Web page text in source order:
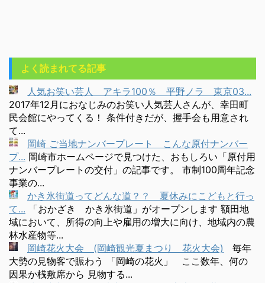
よく読まれてる記事
人気お笑い芸人 アキラ100％ 平野ノラ 東京03...
2017年12月におなじみのお笑い人気芸人さんが、幸田町
民会館にやってくる！ 条件付きだが、握手会も用意され
て...
岡崎 ご当地ナンバープレート こんな原付ナンバー
プ... 岡崎市ホームページで見つけた、おもしろい「原付用
ナンバープレートの交付」の記事です。 市制100周年記念
事業の...
かき氷街道ってどんな道？？ 夏休みにこどもと行っ
て...
「おかざき かき氷街道」がオープンします 額田地
域において、所得の向上や雇用の増大に向け、地域内の農
林水産物等...
岡崎花火大会 (岡崎観光夏まつり 花火大会)
毎年
大勢の見物客で賑わう 「岡崎の花火」 ここ数年、何の
因果か桟敷席から 見物する...